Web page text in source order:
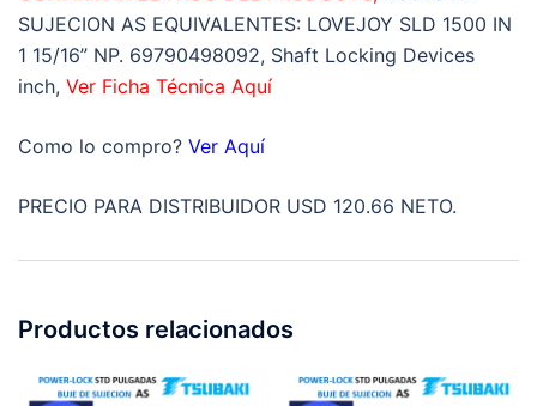
L:
0.945”
ANCHO
1.260”
SUJECION AS EQUIVALENTES: LOVEJOY SLD 1500 IN
1 15/16” NP. 69790498092, Shaft Locking Devices
inch, Ver Ficha Técnica Aquí
Como lo compro? Ver Aquí
PRECIO PARA DISTRIBUIDOR USD 120.66 NETO.
Productos relacionados